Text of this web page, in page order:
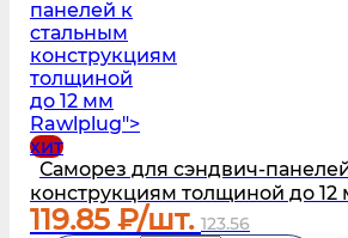
панелей к
стальным
конструкциям
толщиной
до 12 мм
Rawlplug">
хит
Саморез для сэндвич-
конструкциям толщиной до
119.85 ₽/шт. 123.56